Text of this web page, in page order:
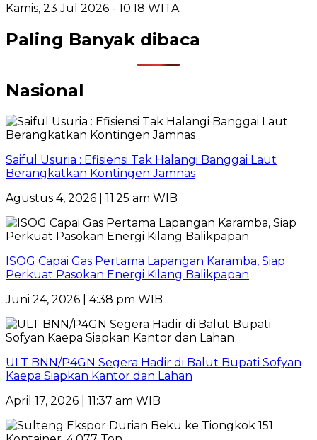
Kamis, 23 Jul 2026 - 10:18 WITA
Paling Banyak dibaca
Nasional
Saiful Usuria : Efisiensi Tak Halangi Banggai Laut
Berangkatkan Kontingen Jamnas
Agustus 4, 2026 | 11:25 am WIB
ISOG Capai Gas Pertama Lapangan Karamba, Siap
Perkuat Pasokan Energi Kilang Balikpapan
Juni 24, 2026 | 4:38 pm WIB
ULT BNN/P4GN Segera Hadir di Balut Bupati Sofyan
Kaepa Siapkan Kantor dan Lahan
April 17, 2026 | 11:37 am WIB